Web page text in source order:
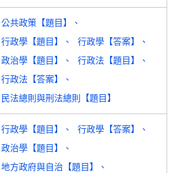
公共政策【題目】
行政學【題目】
行政學【答案】
政治學【題目】
行政法【題目】
行政法【答案】
民法總則與刑法總則【題目】
行政學【題目】
行政學【答案】
政治學【題目】
地方政府與自治【題目】